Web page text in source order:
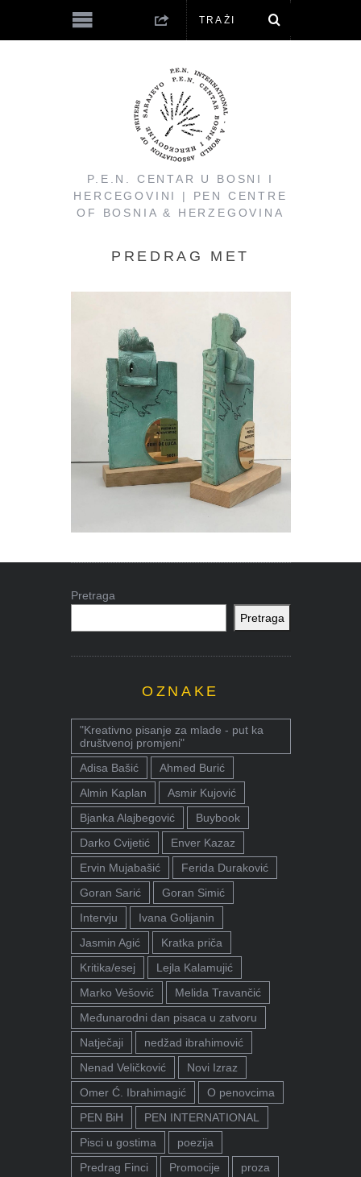
P.E.N. CENTAR U BOSNI I
HERCEGOVINI | PEN CENTRE
OF BOSNIA & HERZEGOVINA
PREDRAG MET
Pretraga
Pretraga
OZNAKE
"Kreativno pisanje za mlade - put ka
društvenoj promjeni"
Adisa Bašić
Ahmed Burić
Almin Kaplan
Asmir Kujović
Bjanka Alajbegović
Buybook
Darko Cvijetić
Enver Kazaz
Ervin Mujabašić
Ferida Duraković
Goran Sarić
Goran Simić
Intervju
Ivana Golijanin
Jasmin Agić
Kratka priča
Kritika/esej
Lejla Kalamujić
Marko Vešović
Melida Travančić
Međunarodni dan pisaca u zatvoru
Natječaji
nedžad ibrahimović
Nenad Veličković
Novi Izraz
Omer Ć. Ibrahimagić
O penovcima
PEN BiH
PEN INTERNATIONAL
Pisci u gostima
poezija
Predrag Finci
Promocije
proza